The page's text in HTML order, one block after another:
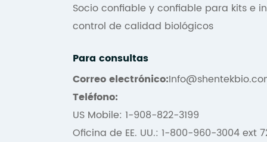
Socio confiable y confiable para kits e
control de calidad biológicos
Para consultas
Correo electrónico:
Teléfono:
US Mobile: 1-908-822-3199
Oficina de EE. UU.: 1-800-960-3004 ext